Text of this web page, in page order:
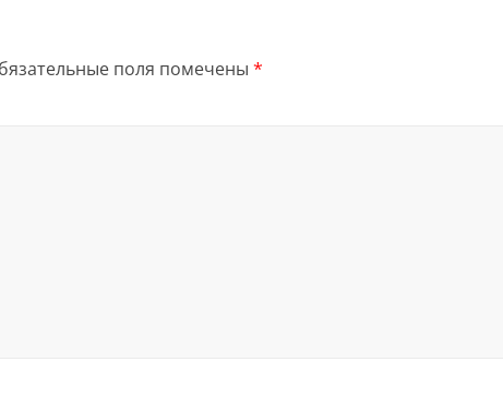
поля помечены *